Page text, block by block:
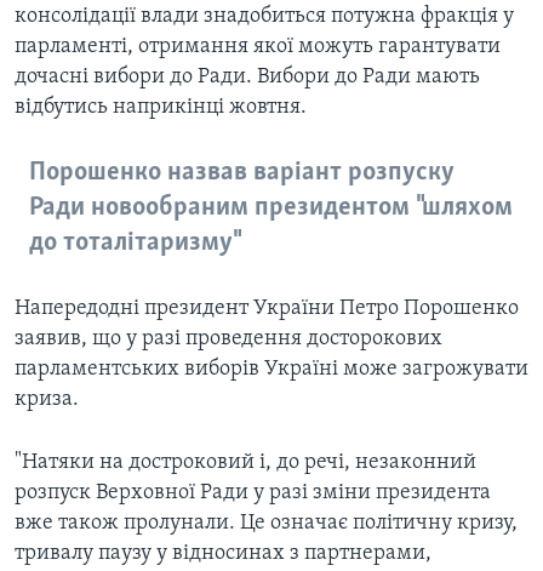
консолідації влади знадобиться потужна фракція у
парламенті, отримання якої можуть гарантувати
дочасні вибори до Ради. Вибори до Ради мають
відбутись наприкінці жовтня.
Порошенко назвав варіант розпуску
Ради новообраним президентом "шляхом
до тоталітаризму"
Напередодні президент України Петро Порошенко
заявив, що у разі проведення досторокових
парламентських виборів Україні може загрожувати
криза.
"Натяки на достроковий і, до речі, незаконний
розпуск Верховної Ради у разі зміни президента
вже також пролунали. Це означає політичну кризу,
тривалу паузу у відносинах з партнерами,